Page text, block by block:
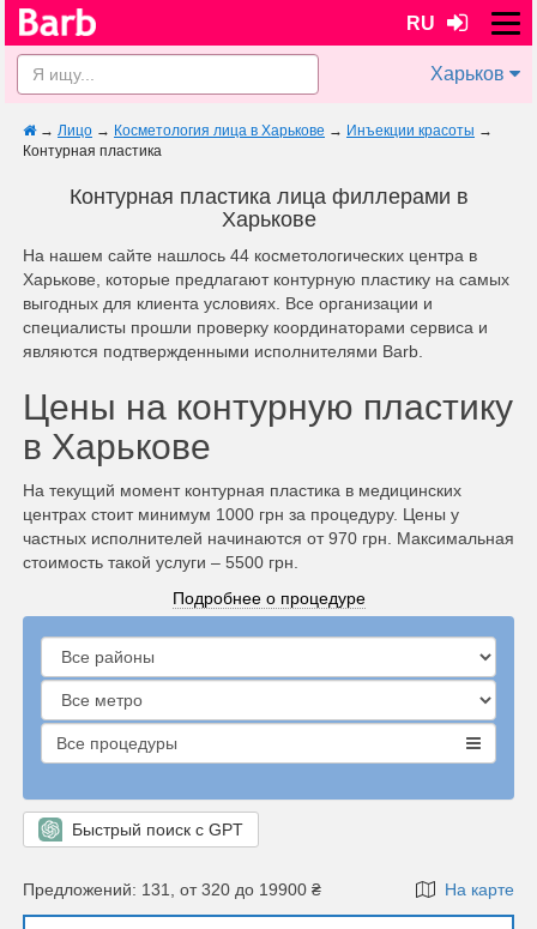
RU
Харьков
→ Лицо → Косметология лица в Харькове → Инъекции красоты →
Контурная пластика
Контурная пластика лица филлерами в
Харькове
На нашем сайте нашлось 44 косметологических центра в
Харькове, которые предлагают контурную пластику на самых
выгодных для клиента условиях. Все организации и
специалисты прошли проверку координаторами сервиса и
являются подтвержденными исполнителями Barb.
Цены на контурную пластику
в Харькове
На текущий момент контурная пластика в медицинских
центрах стоит минимум 1000 грн за процедуру. Цены у
частных исполнителей начинаются от 970 грн. Максимальная
стоимость такой услуги – 5500 грн.
Подробнее о процедуре
Все процедуры
Быстрый поиск с GPT
Предложений: 131, от 320 до 19900 ₴ На карте